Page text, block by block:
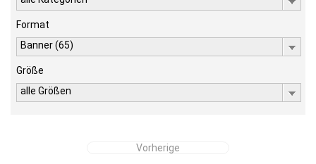
Format
Banner (65)
Größe
alle Größen
Vorherige